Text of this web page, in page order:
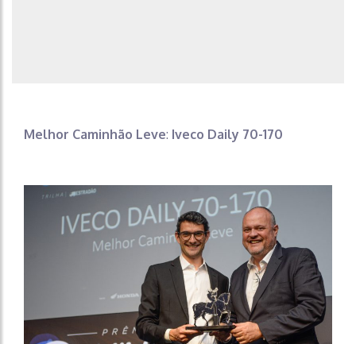
Melhor Caminhão Leve: Iveco Daily 70-170